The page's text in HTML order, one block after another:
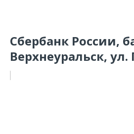
Сбербанк России,
Верхнеуральск,